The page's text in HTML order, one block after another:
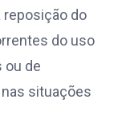
reposição do
do uso
ou de
situações